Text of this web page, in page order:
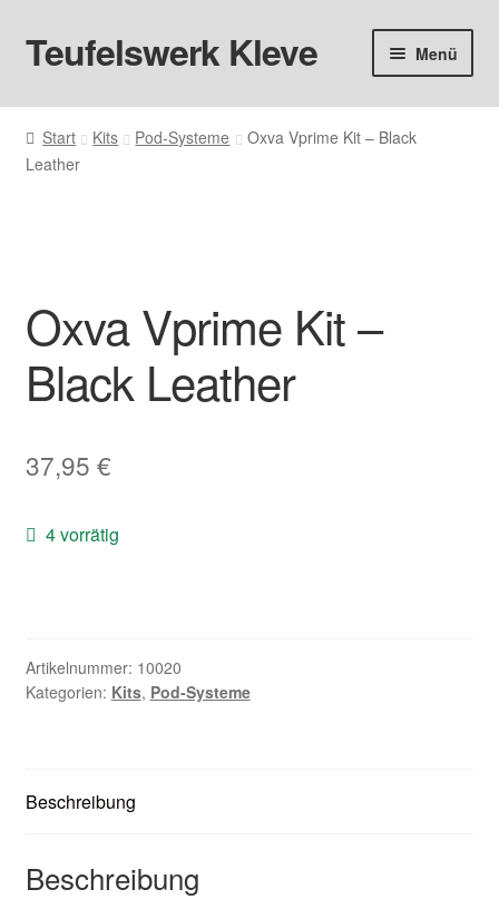
Zur
Navigation
Zum
Inhalt
Teufelswerk Kleve Menü
Startseite
Hardware
Big Puff
Aromen
Basen & Nikotin
Nikotintabelle
Start Kits Pod-Systeme
Oxva Vprime Kit – Black
Leather
Oxva Vprime Kit –
Black Leather
37,95 €
4 vorrätig
Artikelnummer: 10020
Kategorien: Kits, Pod-Systeme
Beschreibung
Beschreibung